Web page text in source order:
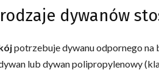
dywanów
potrzebuje dywanu odpornego na
lub dywan polipropylenowy